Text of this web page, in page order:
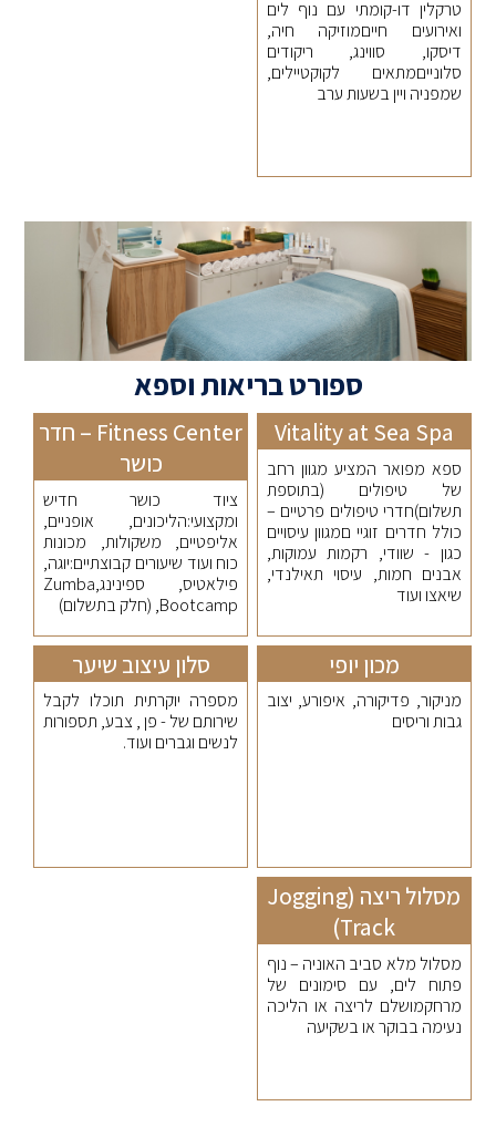
טרקלין דו-קומתי עם נוף לים
ואירועים חייםמוזיקה חיה,
דיסקו, סווינג, ריקודים
סלונייםמתאים לקוקטיילים,
שמפניה ויין בשעות ערב
ספורט בריאות וספא
Vitality at Sea Spa
ספא מפואר המציע מגוון רחב
של טיפולים (בתוספת
תשלום)חדרי טיפולים פרטיים –
כולל חדרים זוגיי םמגוון עיסויים
כגון - שוודי, רקמות עמוקות,
אבנים חמות, עיסוי תאילנדי,
שיאצו ועוד
Fitness Center – חדר
כושר
ציוד כושר חדיש
ומקצועי:הליכונים, אופניים,
אליפטיים, משקולות, מכונות
כוח ועוד שיעורים קבוצתיים:יוגה,
פילאטיס, ספינינג,Zumba
,Bootcamp (חלק בתשלום)
מכון יופי
מניקור, פדיקורה, איפורע, יצוב
גבות וריסים
סלון עיצוב שיער
מספרה יוקרתית תוכלו לקבל
שירותם של - פן , צבע, תספורות
לנשים וגברים ועוד.
מסלול ריצה (Jogging
Track)
מסלול מלא סביב האוניה – נוף
פתוח לים, עם סימונים של
מרחקמושלם לריצה או הליכה
נעימה בבוקר או בשקיעה